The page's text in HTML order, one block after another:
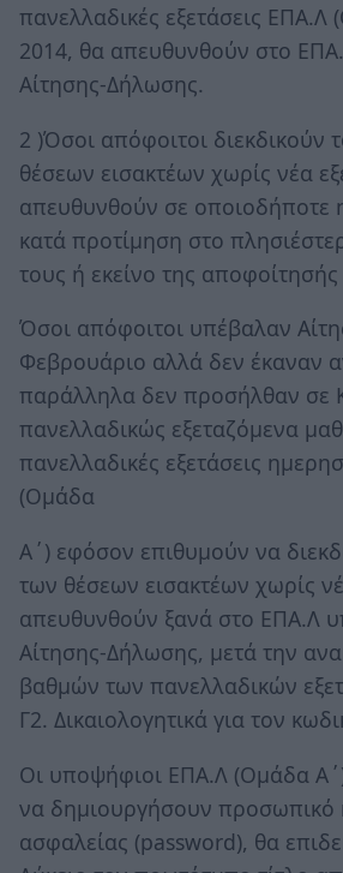
πανελλαδικές εξετάσεις
2014, θα απευθυνθούν στο
Αίτησης-Δήλωσης.
2 )Όσοι απόφοιτοι διεκδικούν
θέσεων εισακτέων χωρίς νέα
απευθυνθούν σε οποιοδήποτε
κατά προτίμηση στο
τους ή εκείνο της αποφοίτησής
Όσοι απόφοιτοι υπέβαλαν
Φεβρουάριο αλλά δεν έκαναν
παράλληλα δεν προσήλθαν σε
πανελλαδικώς εξεταζόμενα
πανελλαδικές εξετάσεις
(Ομάδα
Α΄) εφόσον επιθυμούν να
των θέσεων εισακτέων χωρίς
απευθυνθούν ξανά στο ΕΠΑ.Λ
Αίτησης-Δήλωσης, μετά την
βαθμών των πανελλαδικών
Γ2. Δικαιολογητικά για τον
Οι υποψήφιοι ΕΠΑ.Λ (Ομάδα Α΄)
να δημιουργήσουν προσωπικό
ασφαλείας (password), θα